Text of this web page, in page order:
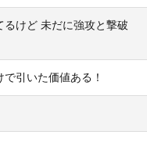
るけど 未だに強攻と撃破
引いた価値ある！